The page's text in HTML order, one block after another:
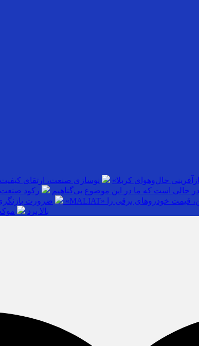
حال‌وهوای کربلا»
نوسازی صنعت، ارتقای
حالی است که ما در این موضوع بی‌گناهیم
رکود
ضرورت
قیمت خودروهای برقی را
بالا برد